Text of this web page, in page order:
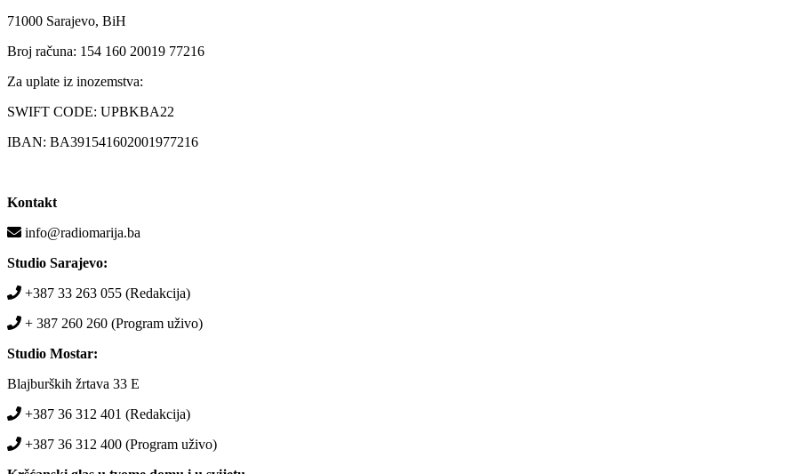
71000 Sarajevo, BiH
Broj računa: 154 160 20019 77216
Za uplate iz inozemstva:
SWIFT CODE: UPBKBA22
IBAN: BA391541602001977216
Kontakt
info@radiomarija.ba
Studio Sarajevo:
+387 33 263 055 (Redakcija)
+ 387 260 260 (Program uživo)
Studio Mostar:
Blajburških žrtava 33 E
+387 36 312 401 (Redakcija)
+387 36 312 400 (Program uživo)